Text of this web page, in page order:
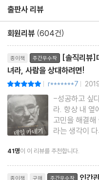
** 4부 기분 상하게 하거나,
바꾸는 9가지 방법
1. 비판을 해야만 한다면 이렇
2. 비판을 하면서도 미움받지
3. 자신의 잘못에 대해 먼저 이
4. 명령을 좋아하는 사람은
5. 다른 사람의 체면을 세워
6. 사람들을 자극하여 성공으
7. 개에게도 좋은 이름을 붙여
9. 사람들이 당신이 원하는
출판사 리뷰
회원리뷰 (604건)
종이책 주간우수작
[솔직리뷰]
녀라, 사람을 상대하려면!
| r*******7 |
-성공하고 싶
라. 항상 내 옆
고민을 해결해
라는 생각이
지 않는 것이
정해진 답도 없
어가고 있고,
41명이 이 리뷰를 추천합니다.
종이책 구매 주간우수작 인간